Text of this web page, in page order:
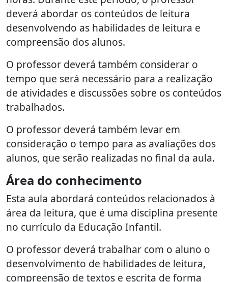
deverá abordar os conteúdos de leitura
desenvolvendo as habilidades de leitura e
compreensão dos alunos.
O professor deverá também considerar o
tempo que será necessário para a realização
de atividades e discussões sobre os conteúdos
trabalhados.
O professor deverá também levar em
consideração o tempo para as avaliações dos
alunos, que serão realizadas no final da aula.
Área do conhecimento
Esta aula abordará conteúdos relacionados à
área da leitura, que é uma disciplina presente
no currículo da Educação Infantil.
O professor deverá trabalhar com o aluno o
desenvolvimento de habilidades de leitura,
compreensão de textos e escrita de forma